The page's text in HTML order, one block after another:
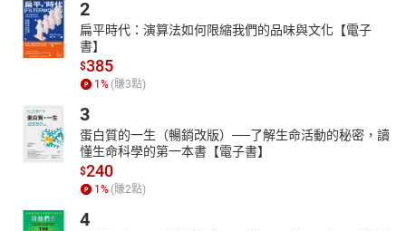
2
扁平時代：演算法如何限縮我們的品味與文化【電子
書】
$385
1% (賺3點)
3
蛋白質的一生（暢銷改版）──了解生命活動的秘密，讀
懂生命科學的第一本書【電子書】
$240
1% (賺2點)
4